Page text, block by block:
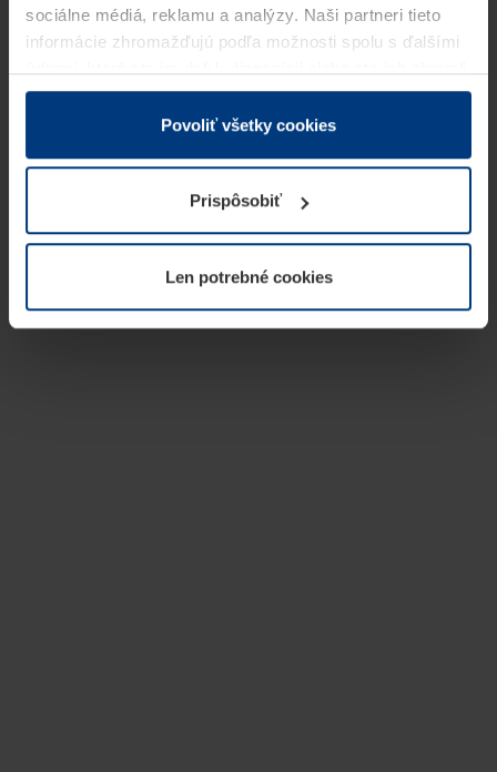
sociálne médiá, reklamu a analýzy. Naši partneri tieto
informácie zhromažďujú podľa možnosti spolu s ďalšími
v rámci Vášho využívania služieb.
Z právneho hľadiska môžeme cookies ukladať na Vašom
prevádzku tejto stránky. Pre všetky ostatné typy cookie
potrebujeme Vaše povolenie. Vaše povolenie môžete
kedykoľvek zmeniť alebo odvolať vo vysvetlení cookie
našej webovej stránky.
Povoliť všetky cookies
Prispôsobiť
Len potrebné cookies